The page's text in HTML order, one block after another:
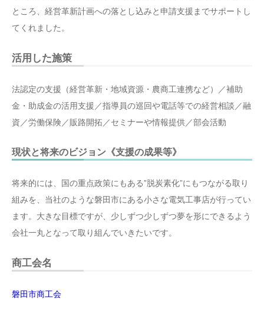
ところ、経営革新計画への落とし込みと申請支援までサポートし
てくれました。
活用した施策
法認定の支援（経営革新・地域資源・農商工連携など）／補助
金・助成金の活用支援／指導員の巡回や電話等での経営相談／融
資／労働保険／販路開拓／セミナーや情報提供／部会活動
現状と将来のビジョン《支援の成果等》
将来的には、国の重点政策にもある”脱炭素化”にもつながる取り
組みを、当社のような磐田市にある小さな電気工事店が行ってい
ます。大きな目標ですが、少しずつ少しずつ夢を形にできるよう
会社一丸となって取り組んでいきたいです。
商工会名
磐田市商工会